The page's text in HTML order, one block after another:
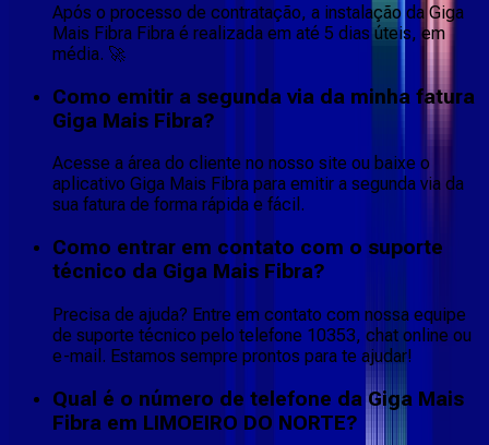
Após o processo de contratação, a instalação da Giga
Mais Fibra Fibra é realizada em até 5 dias úteis, em
média. 🚀
Como emitir a segunda via da minha fatura
Giga Mais Fibra?
Acesse a área do cliente no nosso site ou baixe o
aplicativo Giga Mais Fibra para emitir a segunda via da
sua fatura de forma rápida e fácil.
Como entrar em contato com o suporte
técnico da Giga Mais Fibra?
Precisa de ajuda? Entre em contato com nossa equipe
de suporte técnico pelo telefone 10353, chat online ou
e-mail. Estamos sempre prontos para te ajudar!
Qual é o número de telefone da Giga Mais
Fibra em LIMOEIRO DO NORTE?